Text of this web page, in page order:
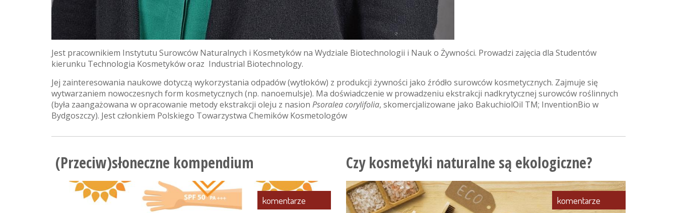
Jest pracownikiem Instytutu Surowców Naturalnych i Kosmetyków na Wydziale Biotechnologii i Nauk o Żywności. Prowadzi zajęcia dla Studentów
kierunku Technologia Kosmetyków oraz Industrial Biotechnology.
Jej zainteresowania naukowe dotyczą wykorzystania odpadów (wytłoków) z produkcji żywności jako źródło surowców kosmetycznych. Zajmuje się
wytwarzaniem nowoczesnych form kosmetycznych (np. nanoemulsje). Ma doświadczenie w prowadzeniu ekstrakcji nadkrytycznej surowców roślinnych
(była zaangażowana w opracowanie metody ekstrakcji oleju z nasion Psoralea corylifolia, skomercjalizowane jako BakuchiolOil TM; InventionBio w
Bydgoszczy). Jest członkiem Polskiego Towarzystwa Chemików Kosmetologów
(Przeciw)słoneczne kompendium
komentarze
Czy kosmetyki naturalne są ekologiczne?
komentarze